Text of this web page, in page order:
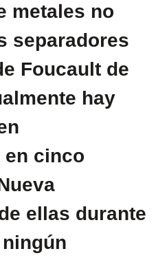
metales no
separadores
Foucault de
hay
cinco
ellas durante